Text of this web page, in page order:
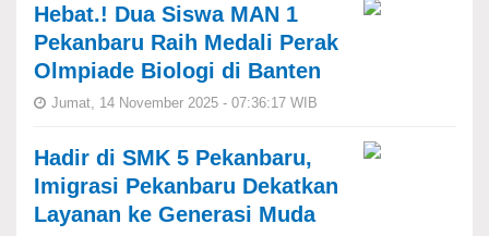
Hebat.! Dua Siswa MAN 1
Pekanbaru Raih Medali Perak
Olmpiade Biologi di Banten
Jumat, 14 November 2025 - 07:36:17 WIB
Hadir di SMK 5 Pekanbaru,
Imigrasi Pekanbaru Dekatkan
Layanan ke Generasi Muda